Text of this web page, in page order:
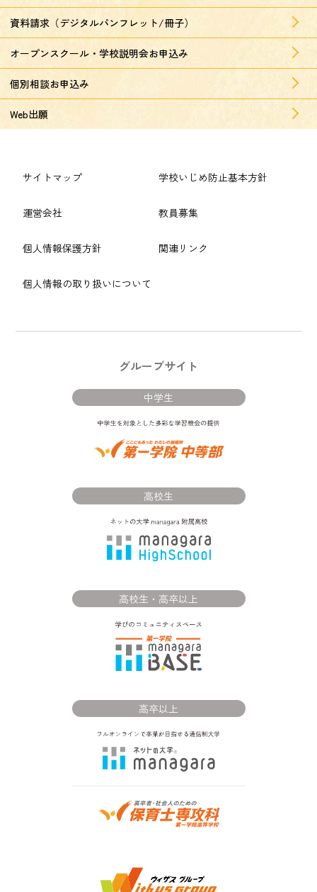
資料請求（デジタルパンフレット/冊子）
オープンスクール・学校説明会お申込み
個別相談お申込み
Web出願
サイトマップ
運営会社
個人情報保護方針
個人情報の取り扱いについて
学校いじめ防止基本方針
教員募集
関連リンク
グループサイト
中学生
高校生
高校生・高卒以上
高卒以上